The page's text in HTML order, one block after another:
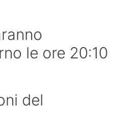
le ore 20:10
del